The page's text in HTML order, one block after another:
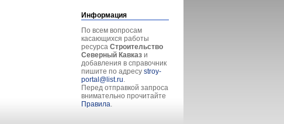
Информация
По всем вопросам
касающихся работы
ресурса Строительство
Северный Кавказ и
добавления в справочник
пишите по адресу stroy-
portal@list.ru.
Перед отправкой запроса
внимательно прочитайте
Правила.